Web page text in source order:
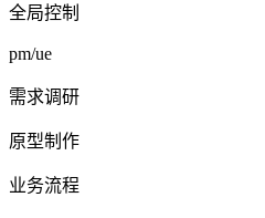
全局控制
pm/ue
需求调研
原型制作
业务流程